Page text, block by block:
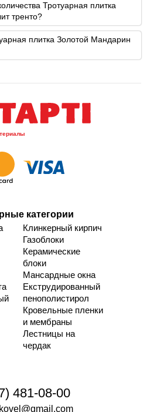
Тротуарная плитка
тренто?
плитка Золотой Мандарин
категории
Клинкерный кирпич
Газоблоки
Керамические
блоки
Мансардные окна
Екструдированный
пенополистирол
Кровельные пленки
и мембраны
Лестницы на
чердак
481-08-00